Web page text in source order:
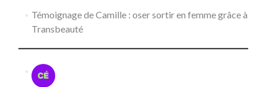
Témoignage de Camille : oser sortir en femme grâce à
Transbeauté